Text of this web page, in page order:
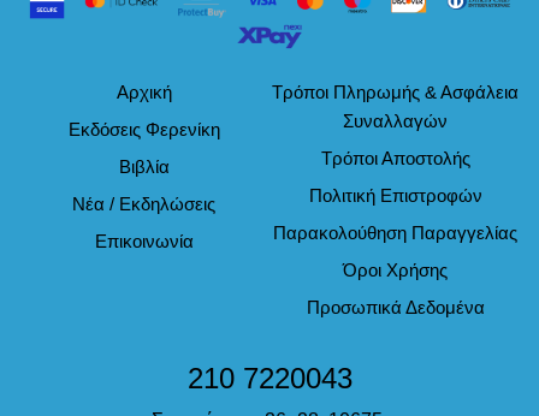
Αρχική
Εκδόσεις Φερενίκη
Βιβλία
Νέα / Εκδηλώσεις
Επικοινωνία
Τρόποι Πληρωμής & Ασφάλεια
Συναλλαγών
Τρόποι Αποστολής
Πολιτική Επιστροφών
Παρακολούθηση Παραγγελίας
Όροι Χρήσης
Προσωπικά Δεδομένα
210 7220043